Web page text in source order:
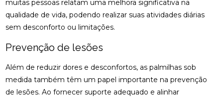
muitas pessoas relatam uma melhora significativa na
qualidade de vida, podendo realizar suas atividades diárias
sem desconforto ou limitações.
Prevenção de lesões
Além de reduzir dores e desconfortos, as palmilhas sob
medida também têm um papel importante na prevenção
de lesões. Ao fornecer suporte adequado e alinhar
BENEFÍCIOS DA OSTEOPATIA PARA A COLUNA
BENEFÍCIOS DA OSTEOPATIA RJ PARA SUA SAÚDE
BENEFÍCIOS DA PALMILA ORTOPÉDICA PARA
BENEFÍCIOS DA PALMILHA PARA JOANETE QUE
VOCÊ PRECISA CONHECER